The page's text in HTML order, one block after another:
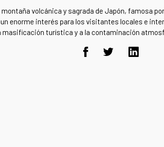
volcánica y sagrada de Japón, famosa
enorme interés para los visitantes locales e
masificación turística y a la contaminación